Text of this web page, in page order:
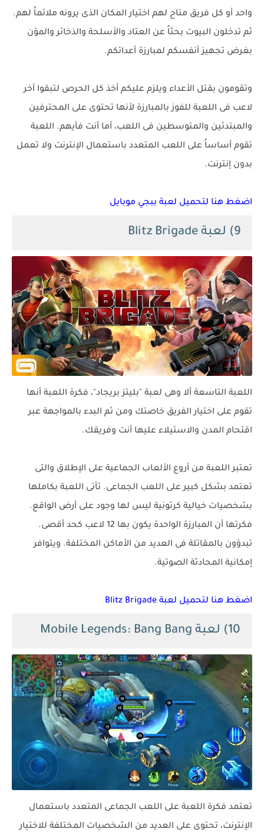
واحد أو كل فريق متاح لهم اختيار المكان الذى يرونه ملائماً لهم.
ثم تدخلون البيوت بحثاً عن العتاد والأسلحة والذخائر والمؤن
بغرض تجهيز أنفسكم لمبارزة أعدائكم.
وتقومون بقتل الأعداء ويلزم عليكم أخذ كل الحرص لتبقوا آخر
لاعب فى اللعبة للفوز بالمبارزة لأنها تحتوى على المحترفين
والمبتدئين والمتوسطين فى اللعب، أما أنت فأيهم. اللعبة
تقوم أساساً على اللعب المتعدد باستعمال الإنترنت ولا تعمل
بدون إنترنت.
اضغط هنا لتحميل لعبة ببجي موبايل
9) لعبة Blitz Brigade
اللعبة التاسعة ألا وهى لعبة "بليتز بريجاد"، فكرة اللعبة أنها
تقوم على اختيار الفريق خاصتك ومن ثم البدء بالمواجهة عبر
اقتحام المدن والاستيلاء عليها أنت وفريقك.
تعتبر اللعبة من أروع الألعاب الجماعية على الإطلاق والتى
تعتمد بشكل كبير على اللعب الجماعى. تأتى اللعبة بكاملها
بشخصيات خيالية كرتونية ليس لها وجود على أرض الواقع.
فكرتها أن المبارزة الواحدة يكون بها 12 لاعب كحد أقصى.
تبدؤون بالمقاتلة فى العديد من الأماكن المختلفة. ويتوافر
إمكانية المحادثة الصوتية.
اضغط هنا لتحميل لعبة Blitz Brigade
10) لعبة Mobile Legends: Bang Bang
تعتمد فكرة اللعبة على اللعب الجماعى المتعدد باستعمال
الإنترنت، تحتوى على العديد من الشخصيات المختلفة للاختيار